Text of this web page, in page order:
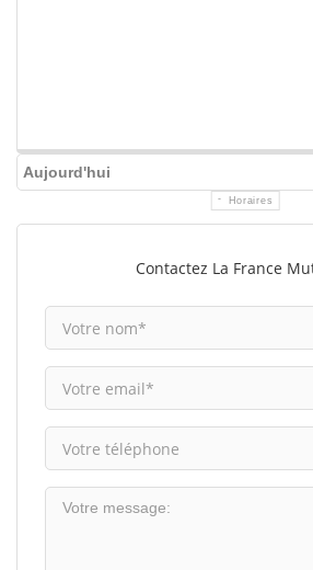
Aujourd'hui
Horaires
Contactez La France